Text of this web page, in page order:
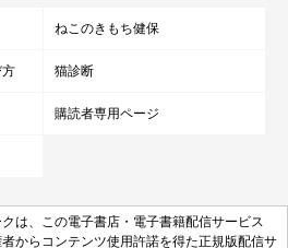
ねこのきもち健保
猫診断
購読者専用ページ
は、この電子書店・電子書籍配信サービス
からコンテンツ使用許諾を得た正規版配信サ